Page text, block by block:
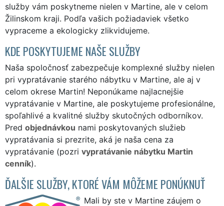
služby vám poskytneme nielen v Martine, ale v celom
Žilinskom kraji. Podľa vašich požiadaviek všetko
vypraceme a ekologicky zlikvidujeme.
KDE POSKYTUJEME NAŠE SLUŽBY
Naša spoločnosť zabezpečuje komplexné služby nielen
pri vypratávanie starého nábytku v Martine, ale aj v
celom okrese Martin! Neponúkame najlacnejšie
vypratávanie v Martine, ale poskytujeme profesionálne,
spoľahlivé a kvalitné služby skutočných odborníkov.
Pred objednávkou nami poskytovaných služieb
vypratávania si prezrite, aká je naša cena za
vypratávanie (pozri vypratávanie nábytku Martin
cenník).
ĎALŠIE SLUŽBY, KTORÉ VÁM MÔŽEME PONÚKNUŤ
Mali by ste v Martine záujem o